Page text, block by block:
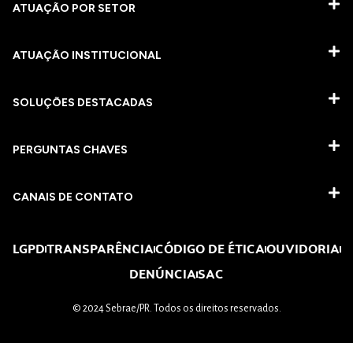
ATUAÇÃO POR SETOR
ATUAÇÃO INSTITUCIONAL
SOLUÇÕES DESTACADAS
PERGUNTAS CHAVES​
CANAIS DE CONTATO
LGPDTRANSPARÊNCIACÓDIGO DE ÉTICAOUVIDORIA
DENÚNCIASAC
© 2024 Sebrae/PR. Todos os direitos reservados.